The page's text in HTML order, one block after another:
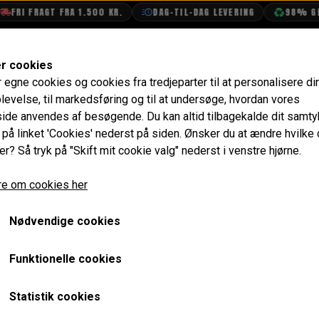
FRAGT FRA 1.500 KR. DAG-TIL-DAG LEVERING 98%
Sidespejl, Rund, Krom, Par
Sidespejl, Rund, Krom,
Varenummer: M25
Sælges i par af to stk (ét højre og ét venstre).
Arm med "svungen" vinkel.
Spejlet er fremstillet i rustfrit stål og monteret på en forkromet,
cookies
egne cookies og cookies fra tredjeparter til at personalisere
til markedsføring og til at undersøge, hvordan vores
anvendes af besøgende. Du kan altid tilbagekalde dit
linket 'Cookies' nederst på siden. Ønsker du at ændre hvilke
Så tryk på "Skift mit cookie valg" nederst i venstre hjørne.
om cookies her
Nødvendige cookies
Funktionelle cookies
Statistik cookies